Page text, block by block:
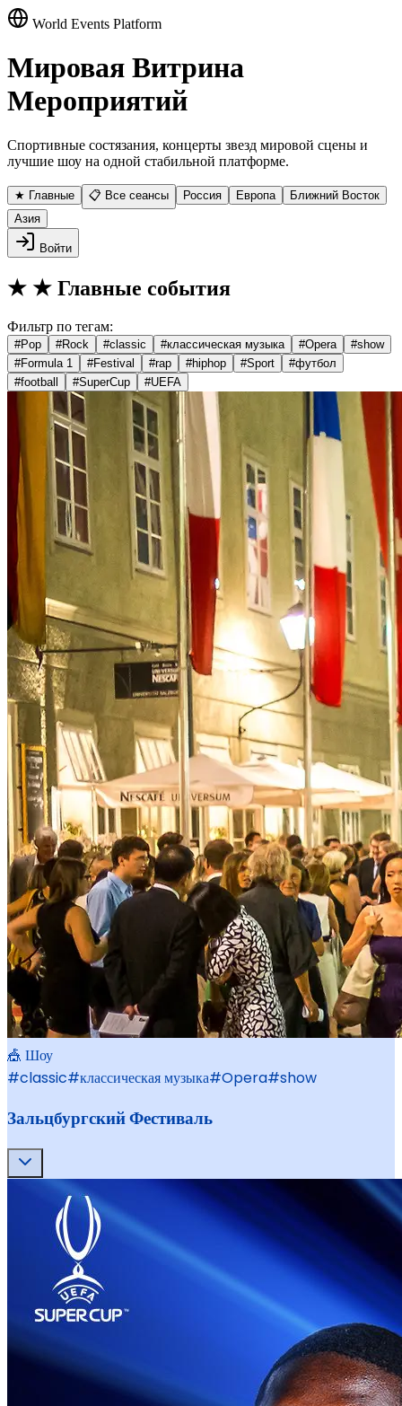
World Events Platform
Мировая Витрина
Мероприятий
Спортивные состязания, концерты звезд мировой сцены и
лучшие шоу на одной стабильной платформе.
★ Главные 📋 Все сеансы Россия Европа
Ближний Восток
Азия
Войти
★ ★ Главные события
Фильтр по тегам:
#Pop #Rock #classic #классическая музыка #Opera #show
#Formula 1 #Festival #rap #hiphop #Sport #футбол
#football #SuperCup #UEFA
🎪 Шоу
#classic#классическая музыка#Opera#show
Зальцбургский Фестиваль